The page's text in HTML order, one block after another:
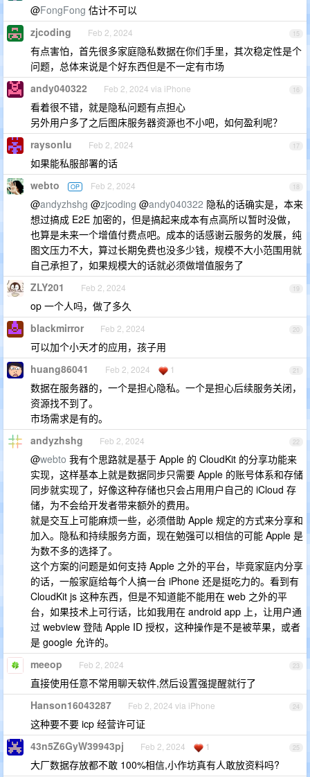
@FongFong 估计不可以
15
zjcoding Feb 2, 2024
有点害怕，首先很多家庭隐私数据在你们手里，其次稳定性是个
问题，总体来说是个好东西但是不一定有市场
16
andy040322 Feb 2, 2024 via iPhone
看着很不错，就是隐私问题有点担心
另外用户多了之后图床服务器资源也不小吧，如何盈利呢？
17
raysonlu Feb 2, 2024
如果能私服部署的话
18
webto OP Feb 2, 2024
@andyzhshg @zjcoding @andy040322 隐私的话确实是，本来
想过搞成 E2E 加密的，但是搞起来成本有点高所以暂时没做，
也算是未来一个增值付费点吧。成本的话感谢云服务的发展，纯
图文压力不大，算过长期免费也没多少钱，规模不大小范围用就
自己承担了，如果规模大的话就必须做增值服务了
19
ZLY201 Feb 2, 2024
op 一个人吗，做了多久
20
blackmirror Feb 2, 2024
可以加个小天才的应用，孩子用
21
huang86041 Feb 2, 2024 1
数据在服务器的，一个是担心隐私。一个是担心后续服务关闭，
资源找不到了。
市场需求是有的。
22
andyzhshg Feb 2, 2024
@webto 我有个思路就是基于 Apple 的 CloudKit 的分享功能来
实现，这样基本上就是数据同步只需要 Apple 的账号体系和存储
同步就实现了，好像这种存储也只会占用用户自己的 iCloud 存
储，为不会给开发者带来额外的费用。
就是交互上可能麻烦一些，必须借助 Apple 规定的方式来分享和
加入。隐私和持续服务方面，现在勉强可以相信的可能 Apple 是
为数不多的选择了。
这个方案的问题是如何支持 Apple 之外的平台，毕竟家庭内分享
的话，一般家庭给每个人搞一台 iPhone 还是挺吃力的。看到有
CloudKit js 这种东西，但是不知道能不能用在 web 之外的平
台，如果技术上可行话，比如我用在 android app 上，让用户通
过 webview 登陆 Apple ID 授权，这种操作是不是被苹果，或者
是 google 允许的。
23
meeop Feb 2, 2024
直接使用任意不常用聊天软件,然后设置强提醒就行了
24
Hanson16043287 Feb 2, 2024 via iPhone
这种要不要 icp 经营许可证
25
43n5Z6GyW39943pj Feb 2, 2024 1
大厂数据存放都不敢 100%相信,小作坊真有人敢放资料吗?